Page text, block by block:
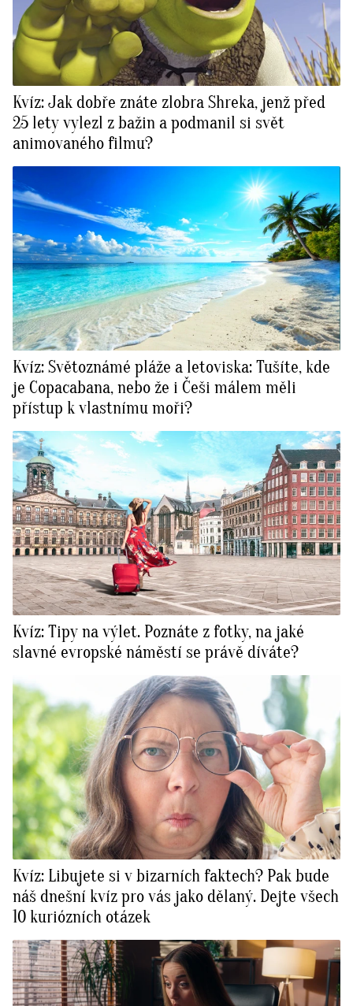
Kvíz: Jak dobře znáte zlobra Shreka, jenž před
25 lety vylezl z bažin a podmanil si svět
animovaného filmu?
Kvíz: Světoznámé pláže a letoviska: Tušíte, kde
je Copacabana, nebo že i Češi málem měli
přístup k vlastnímu moři?
Kvíz: Tipy na výlet. Poznáte z fotky, na jaké
slavné evropské náměstí se právě díváte?
Kvíz: Libujete si v bizarních faktech? Pak bude
náš dnešní kvíz pro vás jako dělaný. Dejte všech
10 kuriózních otázek